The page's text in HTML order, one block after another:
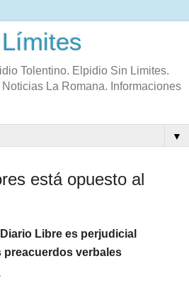
Tolentino. Elpidio Sin Limites.
La Romana. Informaciones
▼
está opuesto al
Libre es perjudicial
preacuerdos verbales